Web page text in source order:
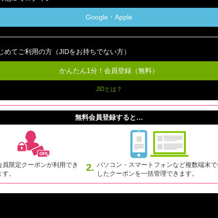
Google・Apple
めてご利用の方（JIDをお持ちでない方）
かんたん1分！会員登録（無料）
JIDとは？
無料会員登録すると…
員限定クーポンが利用でき
す。
2. パソコン・スマートフォンなど複数端末
したクーポンを一括管理できます。